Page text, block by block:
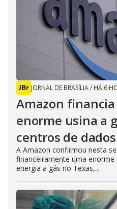
JORNAL DE BRASÍLIA/ HÁ 6
Amazon
enorme usina a
centros de dados
A Amazon confirmou nesta
financeiramente uma enorme
energia a gás no Texas,...